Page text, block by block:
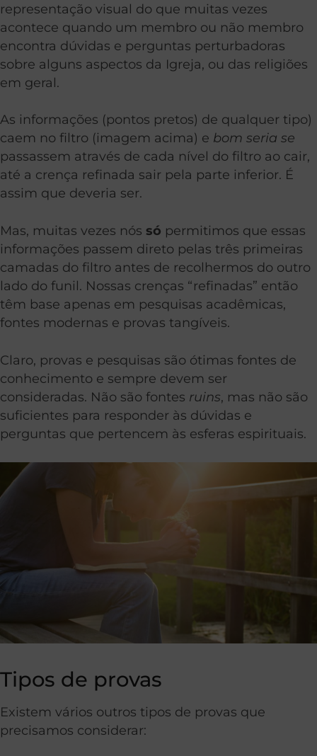
representação visual do que muitas vezes
acontece quando um membro ou não membro
encontra dúvidas e perguntas perturbadoras
sobre alguns aspectos da Igreja, ou das religiões
em geral.
As informações (pontos pretos) de qualquer tipo)
caem no filtro (imagem acima) e bom seria se
passassem através de cada nível do filtro ao cair,
até a crença refinada sair pela parte inferior. É
assim que deveria ser.
Mas, muitas vezes nós só permitimos que essas
informações passem direto pelas três primeiras
camadas do filtro antes de recolhermos do outro
lado do funil. Nossas crenças “refinadas” então
têm base apenas em pesquisas acadêmicas,
fontes modernas e provas tangíveis.
Claro, provas e pesquisas são ótimas fontes de
conhecimento e sempre devem ser
consideradas. Não são fontes ruins, mas não são
suficientes para responder às dúvidas e
perguntas que pertencem às esferas espirituais.
Tipos de provas
Existem vários outros tipos de provas que
precisamos considerar: